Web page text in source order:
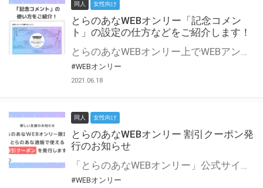
同人 女性向け
とらのあなWEBオンリー「記念コメン
ト」の設定の仕方などをご紹介します！
とらのあなWEBオンリー上でWEBアンソロジーが作成できる「記念コメント」について、その使い方や作成手順を解説します！ 支援タイプを「サークル参加型」「サークル参加型・マルシェ(イベント会場)機能付き」でお申し込みいただいている主催者様はぜひご活用ください♪ とらのあなWEBオンリーサイトはこちら
#WEBオンリー
2021.06.18
同人 女性向け
とらのあなWEBオンリー 割引クーポン発
行のお知らせ
「とらのあなWEBオンリー」公式サイトでとらのあな通販の「割引クーポン」を配布中！ イベントごとに開催当日限定で使える割引クーポンのシリアルコードを発行します。 とらのあなWEBオンリーのページをチェックして、イベント当日にお得にお買い物を楽しみましょう♪ ※本キャンペーンは予告なく終了する場合がございます。 とらのあなWEBオンリーサイトはこちら
#WEBオンリー